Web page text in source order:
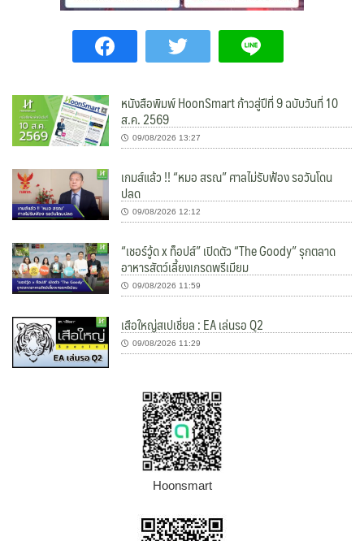
หนังสือพิมพ์ HoonSmart ก้าวสู่ปีที่ 9 ฉบับวันที่ 10
ส.ค. 2569
09/08/2026 13:27
เกมส์แล้ว !! “หมอ สรณ” ศาลไม่รับฟ้อง รอวันโดน
ปลด
09/08/2026 12:12
“เชอร์วู้ด x ท็อปส์” เปิดตัว “The Goody” รุกตลาด
อาหารสัตว์เลี้ยงเกรดพรีเมียม
09/08/2026 11:59
เสือใหญ่สเปเชี่ยล : EA เล่นรอ Q2
09/08/2026 11:29
Hoonsmart